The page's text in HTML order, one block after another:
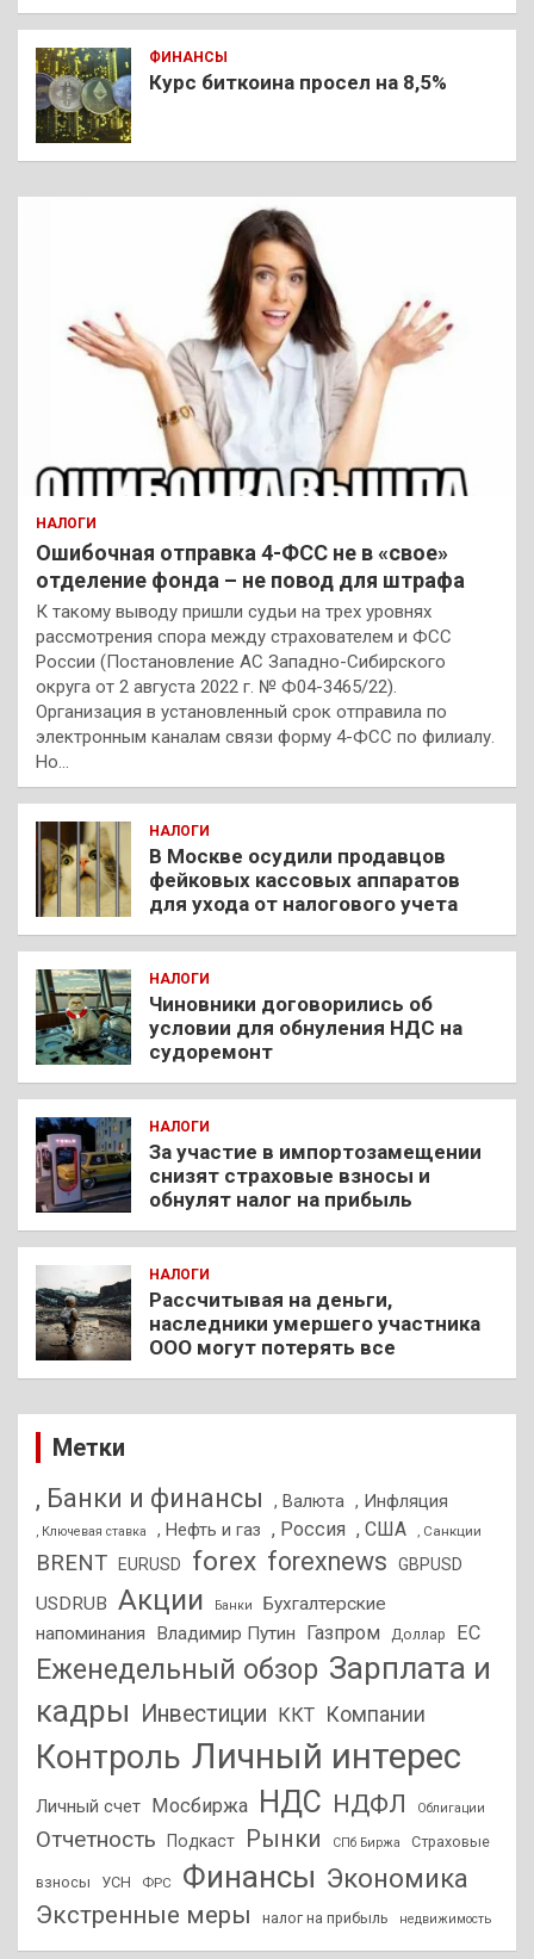
ФИНАНСЫ
Курс биткоина просел на 8,5%
НАЛОГИ
Ошибочная отправка 4-ФСС не в «свое»
отделение фонда – не повод для штрафа
К такому выводу пришли судьи на трех уровнях
рассмотрения спора между страхователем и ФСС
России (Постановление АС Западно-Сибирского
округа от 2 августа 2022 г. № Ф04-3465/22).
Организация в установленный срок отправила по
электронным каналам связи форму 4-ФСС по филиалу.
Но…
НАЛОГИ
В Москве осудили продавцов
фейковых кассовых аппаратов
для ухода от налогового учета
НАЛОГИ
Чиновники договорились об
условии для обнуления НДС на
судоремонт
НАЛОГИ
За участие в импортозамещении
снизят страховые взносы и
обнулят налог на прибыль
НАЛОГИ
Рассчитывая на деньги,
наследники умершего участника
ООО могут потерять все
Метки
, Банки и финансы , Валюта , Инфляция
, Ключевая ставка , Нефть и газ , Россия , США , Санкции
BRENT EURUSD forex forexnews GBPUSD
USDRUB Акции Банки
Бухгалтерские
напоминания
Владимир Путин Газпром Доллар ЕС
Еженедельный обзор Зарплата и
кадры
Инвестиции ККТ Компании
Контроль Личный интерес
Личный счет Мосбиржа НДС НДФЛ Облигации
Отчетность Подкаст Рынки СПб Биржа Страховые
взносы УСН ФРС Финансы Экономика
Экстренные меры налог на прибыль недвижимость